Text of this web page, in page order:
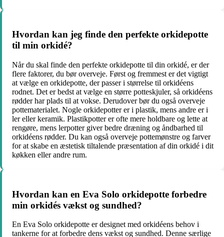
Hvordan kan jeg finde den perfekte orkidepotte
til min orkidé?
Når du skal finde den perfekte orkidepotte til din orkidé, er der
flere faktorer, du bør overveje. Først og fremmest er det vigtigt
at vælge en orkidepotte, der passer i størrelse til orkidéens
rodnet. Det er bedst at vælge en større potteskjuler, så orkidéens
rødder har plads til at vokse. Derudover bør du også overveje
pottematerialet. Nogle orkidepotter er i plastik, mens andre er i
ler eller keramik. Plastikpotter er ofte mere holdbare og lette at
rengøre, mens lerpotter giver bedre dræning og åndbarhed til
orkidéens rødder. Du kan også overveje pottemønstre og farver
for at skabe en æstetisk tiltalende præsentation af din orkidé i dit
køkken eller andre rum.
Hvordan kan en Eva Solo orkidepotte forbedre
min orkidés vækst og sundhed?
En Eva Solo orkidepotte er designet med orkidéens behov i
tankerne for at forbedre dens vækst og sundhed. Denne særlige